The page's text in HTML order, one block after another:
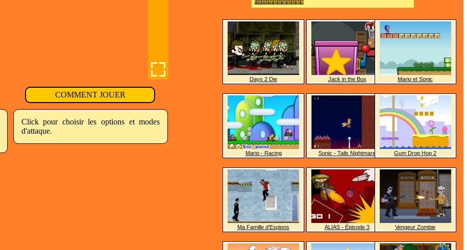
COMMENT JOUER
Click pour choisir les options et modes
d'attaque.
Days 2 Die
Mario - Racing
Ma Famille d'Espions
Jack in the Box
Sonic - Tails Nightmare
ALIAS - Épisode 3
Mario et Sonic
Gum Drop Hop 2
Vengeur Zombie